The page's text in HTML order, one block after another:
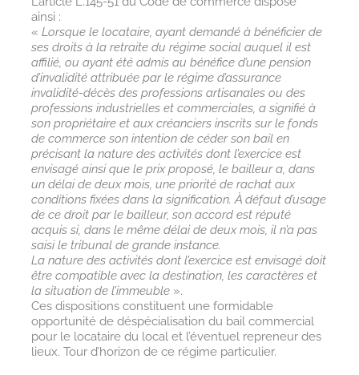
ainsi :
« Lorsque le locataire, ayant demandé à bénéficier de
ses droits à la retraite du régime social auquel il est
affilié, ou ayant été admis au bénéfice d’une pension
d’invalidité attribuée par le régime d’assurance
invalidité-décès des professions artisanales ou des
professions industrielles et commerciales, a signifié à
son propriétaire et aux créanciers inscrits sur le fonds
de commerce son intention de céder son bail en
précisant la nature des activités dont l’exercice est
envisagé ainsi que le prix proposé, le bailleur a, dans
un délai de deux mois, une priorité de rachat aux
conditions fixées dans la signification. À défaut d’usage
de ce droit par le bailleur, son accord est réputé
acquis si, dans le même délai de deux mois, il n’a pas
saisi le tribunal de grande instance.
La nature des activités dont l’exercice est envisagé doit
être compatible avec la destination, les caractères et
la situation de l’immeuble».
Ces dispositions constituent une formidable
opportunité de déspécialisation du bail commercial
pour le locataire du local et l’éventuel repreneur des
lieux. Tour d’horizon de ce régime particulier.